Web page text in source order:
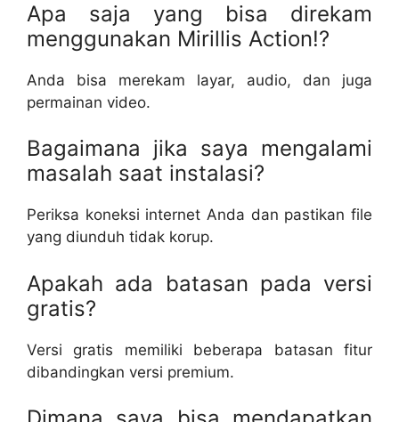
Apa saja yang bisa direkam
menggunakan Mirillis Action!?
Anda bisa merekam layar, audio, dan juga
permainan video.
Bagaimana jika saya mengalami
masalah saat instalasi?
Periksa koneksi internet Anda dan pastikan file
yang diunduh tidak korup.
Apakah ada batasan pada versi
gratis?
Versi gratis memiliki beberapa batasan fitur
dibandingkan versi premium.